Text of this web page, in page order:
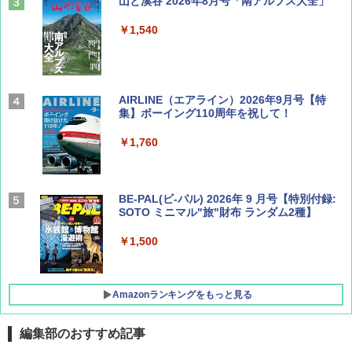
￥1,540
AIRLINE（エアライン）2026年9月号【特
集】ボーイング110周年を祝して！
￥1,760
BE-PAL(ビ-パル) 2026年 9 月号【特別付録:
SOTO ミニマル"旅"財布 ランダム2種】
￥1,500
Amazonランキングをもっと見る
編集部のおすすめ記事